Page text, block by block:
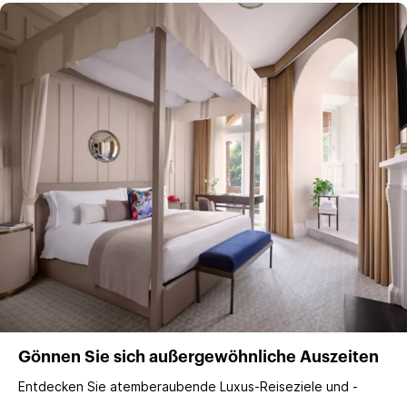
Gönnen Sie sich außergewöhnliche Auszeiten
Entdecken Sie atemberaubende Luxus-Reiseziele und -